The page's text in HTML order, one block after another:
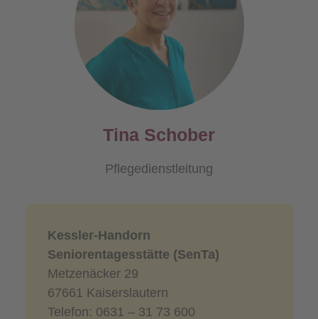
Tina Schober
Pflegedienstleitung
Kessler-Handorn
Seniorentagesstätte (SenTa)
Metzenäcker 29
67661 Kaiserslautern
Telefon: 0631 – 31 73 600